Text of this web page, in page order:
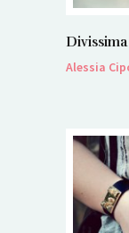
Alessia